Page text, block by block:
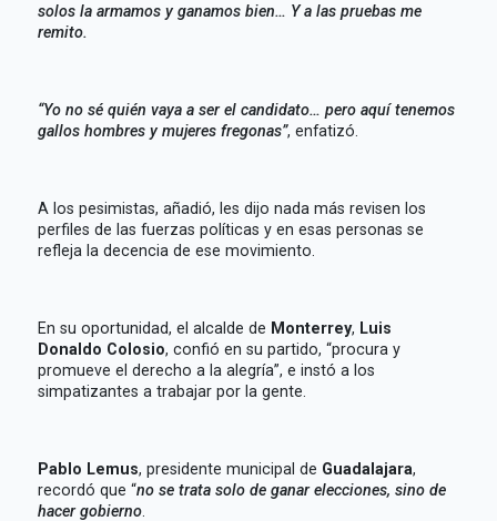
solos la armamos y ganamos bien… Y a las pruebas me
remito.
“Yo no sé quién vaya a ser el candidato… pero aquí tenemos
gallos hombres y mujeres fregonas”, enfatizó.
A los pesimistas, añadió, les dijo nada más revisen los
perfiles de las fuerzas políticas y en esas personas se
refleja la decencia de ese movimiento.
En su oportunidad, el alcalde de Monterrey, Luis
Donaldo Colosio, confió en su partido, “procura y
promueve el derecho a la alegría”, e instó a los
simpatizantes a trabajar por la gente.
Pablo Lemus, presidente municipal de Guadalajara,
recordó que “no se trata solo de ganar elecciones, sino de
hacer gobierno.